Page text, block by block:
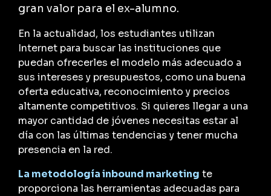
gran valor para el ex-alumno.
En la actualidad, los estudiantes utilizan
Internet para buscar las instituciones que
puedan ofrecerles el modelo más adecuado a
sus intereses y presupuestos, como una buena
oferta educativa, reconocimiento y precios
altamente competitivos. Si quieres llegar a una
mayor cantidad de jóvenes necesitas estar al
día con las últimas tendencias y tener mucha
presencia en la red.
La metodología inbound marketing te
proporciona las herramientas adecuadas para